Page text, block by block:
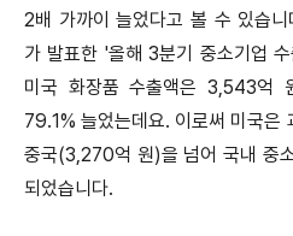
2배 가까이 늘었다고 볼 수 있습
가 발표한 '올해 3분기 중소기업
미국 화장품 수출액은 3,543억
79.1% 늘었는데요. 이로써 미국은
중국(3,270억 원)을 넘어 국내 중
되었습니다.